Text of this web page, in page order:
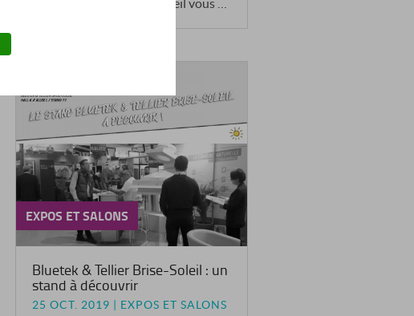
EXPOS ET SALONS
Bluetek & Tellier Brise-Soleil : un
stand à découvrir
25 OCT. 2019 | EXPOS ET SALONS